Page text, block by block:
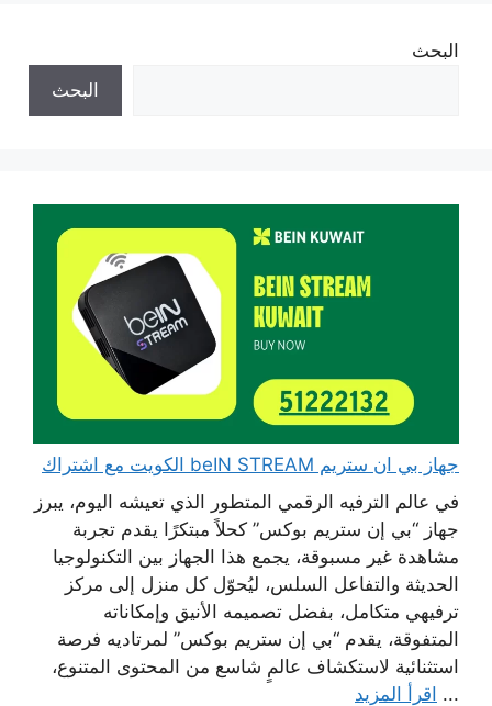
البحث
البحث
جهاز بي ان ستريم beIN STREAM الكويت مع اشتراك
في عالم الترفيه الرقمي المتطور الذي تعيشه اليوم، يبرز
جهاز “بي إن ستريم بوكس” كحلاً مبتكرًا يقدم تجربة
مشاهدة غير مسبوقة، يجمع هذا الجهاز بين التكنولوجيا
الحديثة والتفاعل السلس، ليُحوّل كل منزل إلى مركز
ترفيهي متكامل، بفضل تصميمه الأنيق وإمكاناته
المتفوقة، يقدم “بي إن ستريم بوكس” لمرتاديه فرصة
استثنائية لاستكشاف عالمٍ شاسع من المحتوى المتنوع،
... اقرأ المزيد